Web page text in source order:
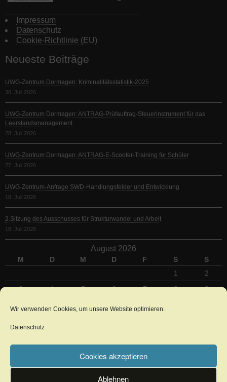
Wir verwenden Cookies, um unsere Website optimieren.
Datenschutz
Cookies akzeptieren
Ablehnen
Impressum
Datenschutz
Cookie-Richtlinie (EU)
Neueste Beiträge
UWG-Zentrum Dormagen: Kriminalitätsstatistik-2025
30. Juli 2026
UWG-Zentrum Dormagen: ANTRAG-Prüfauftrag-Steuerinstrument für das
Leerstandsmanagement
28. Juli 2026
UWG-Zentrum Dormagen: ANTRAG-E-Scooter-Training für Schüler
27. Juli 2026
UWG-Zentrum-Anfrage SWD-Handlungsfelder und Entwicklung
18. Juli 2026
2.Sitzung des Ausschusses für Strukturwandel und Arbeit
18. Juli 2026
August 2026
M D M D F S
S
1
2
3
4 5 6 7 8
9
« Juli